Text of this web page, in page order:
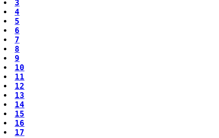
3
4
5
6
7
8
9
10
11
12
13
14
15
16
17